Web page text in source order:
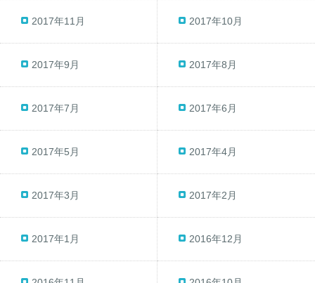
2017年11月 2017年10月
2017年9月 2017年8月
2017年7月 2017年6月
2017年5月 2017年4月
2017年3月 2017年2月
2017年1月 2016年12月